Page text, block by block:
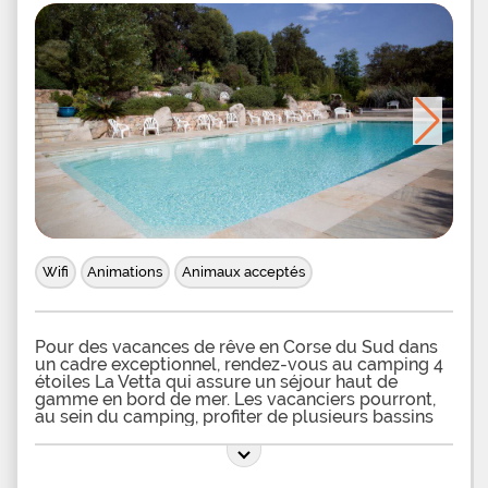
vous pourrez profiter d'animations régulières
organisées principalement en soirée. Enfin pour
satisfaire soifs et faims, vous pourrez disposer, de
mai à septembre, d'un bar-restaurant-pizzeria avec
terrasse surplombant l'espace aquatique
proposant notamment formule de demi-pension et
service de petit déjeuner. Depuis ce camping
familial en plein coeur de la nature, investissez les
splendides plages de Palombaggia et de Santa
Giulia, visitez la fameuse station balnéaire
renommée pour sa citadelle et son port
pittoresques et, pour les amoureux de montagne,
gagnez l'arrière-pays et le massif des Aiguilles de
Bavella pour pratiquer randonnées, escalade ou
encore
Wifi Animations Animaux acceptés
Pour des vacances de rêve en Corse du Sud dans
un cadre exceptionnel, rendez-vous au camping 4
étoiles La Vetta qui assure un séjour haut de
gamme en bord de mer. Les vacanciers pourront,
au sein du camping, profiter de plusieurs bassins
disposition une grande piscine accompagnée de
banquettes balnéo qui permettront de se